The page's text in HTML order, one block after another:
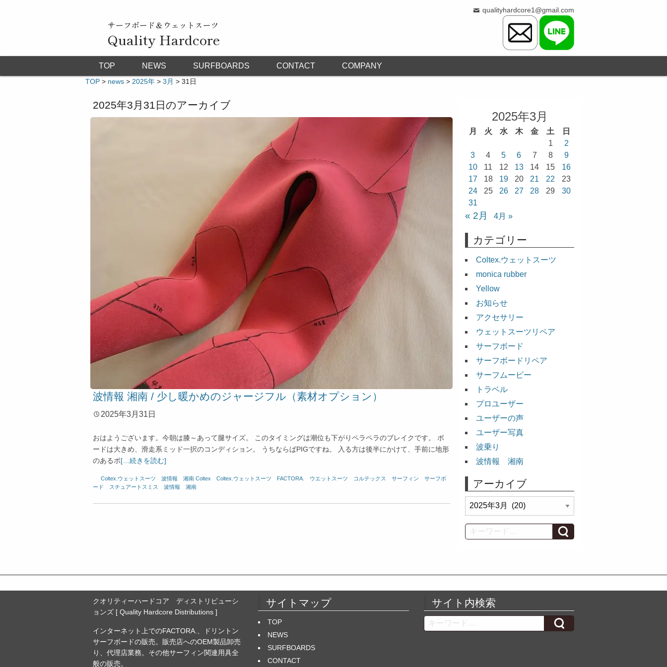
サーフボード＆ウェットスーツ
Quality Hardcore
qualityhardcore1@gmail.com
TOP NEWS SURFBOARDS CONTACT COMPANY
TOP > news > 2025年 > 3月 > 31日
2025年3月31日 のアーカイブ
波情報 湘南 / 少し暖かめのジャージフル（素材オプション）
2025年3月31日
おはようございます。今朝は膝～あって腿サイズ。 このタイミングは潮位も下がりペラペラのブレイクです。 ボ
ードは大きめ、滑走系ミッド一択のコンディション。 うちならばPIGですね。 入る方は後半にかけて、手前に地形
のあるポ[…続きを読む]
Coltex.ウェットスーツ 波情報 湘南 Coltex Coltex.ウェットスーツ FACTORA. ウエットスーツ コルテックス サーフィン
サーフボ
ード
スチュアートスミス 波情報 湘南
2025年3月
月 火 水 木 金 土
日
1
2
3
4 5 6 7 8
9
10
11 12 13 14 15
16
17
18 19 20 21 22
23
24
25 26 27 28 29
30
31
« 2月 4月 »
カテゴリー
Coltex.ウェットスーツ
monica rubber
Yellow
お知らせ
アクセサリー
ウェットスーツリペア
サーフボード
サーフボードリペア
サーフムービー
トラベル
プロユーザー
ユーザーの声
ユーザー写真
波乗り
波情報 湘南
アーカイブ
ア
ー
カ
イ
Search
クオリティーハードコア ディストリビューシ
ョンズ [ Quality Hardcore Distributions ]
インターネット上でのFACTORA.、ドリントン
サーフボードの販売。販売店へのOEM製品卸売
り、代理店業務。その他サーフィン関連用具全
般の販売。
サイトマップ
TOP
NEWS
SURFBOARDS
CONTACT
サイト内検索
Search